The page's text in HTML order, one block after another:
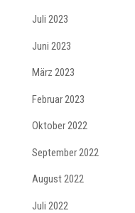
Juli 2023
Juni 2023
März 2023
Februar 2023
Oktober 2022
September 2022
August 2022
Juli 2022